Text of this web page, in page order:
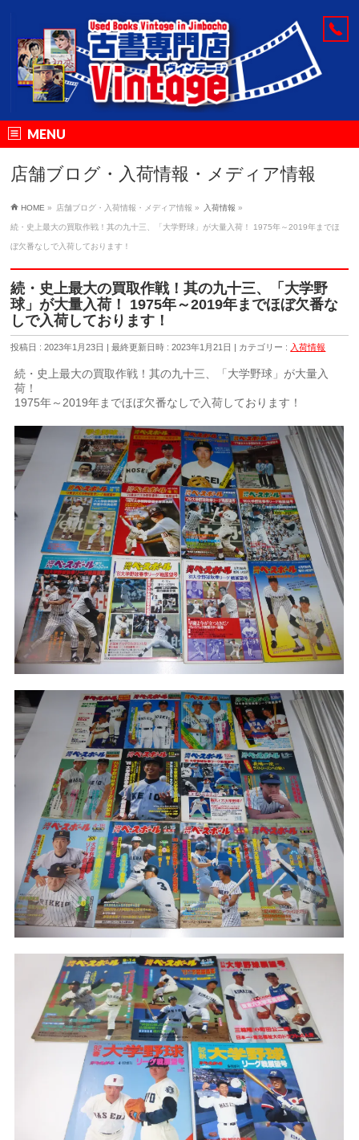
MENU
店舗ブログ・入荷情報・メディア情報
HOME » 店舗ブログ・入荷情報・メディア情報 » 入荷情報 »
続・史上最大の買取作戦！其の九十三、「大学野球」が大量入荷！ 1975年～2019年までほ
ぼ欠番なしで入荷しております！
続・史上最大の買取作戦！其の九十三、「大学野
球」が大量入荷！ 1975年～2019年までほぼ欠番な
しで入荷しております！
投稿日 : 2023年1月23日 最終更新日時 : 2023年1月21日 カテゴリー : 入荷情報
続・史上最大の買取作戦！其の九十三、「大学野球」が大量入
荷！
1975年～2019年までほぼ欠番なしで入荷しております！